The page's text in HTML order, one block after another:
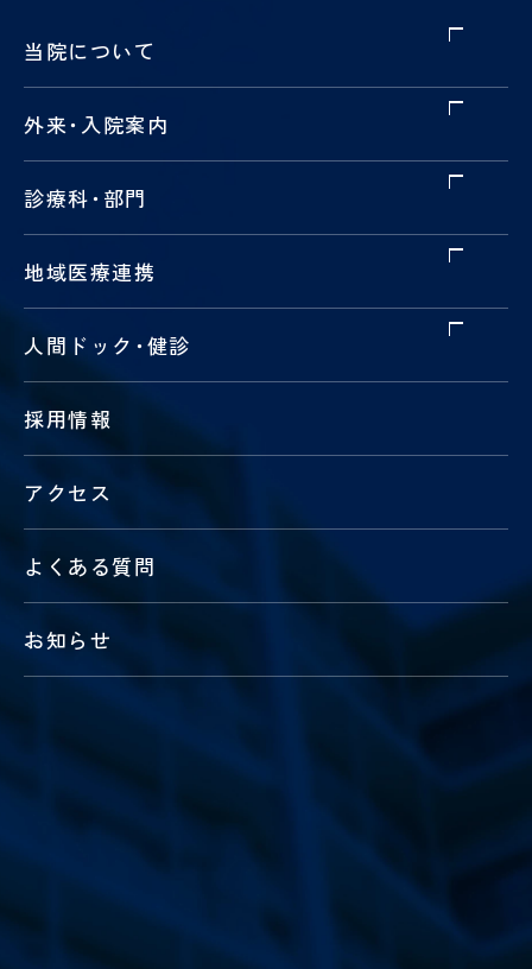
当院について
外来・ 入院案内
診療科・ 部門
地域医療連携
人間ドック・健診
採用情報
アクセス
よくある質問
お知らせ